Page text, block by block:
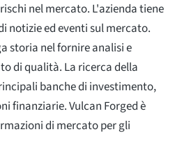
nel mercato. L'azienda tiene
notizie ed eventi sul mercato.
storia nel fornire analisi e
di qualità. La ricerca della
banche di investimento,
finanziarie. Vulcan Forged è
di mercato per gli